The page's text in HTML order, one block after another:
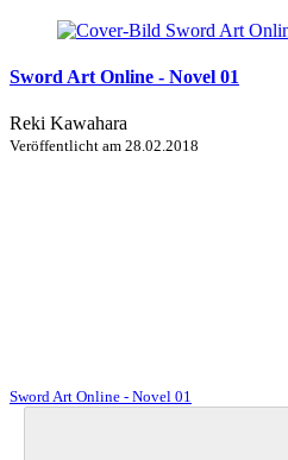
Sword Art Online - Novel 01
Reki Kawahara
Veröffentlicht am 28.02.2018
Sword Art Online - Novel 01